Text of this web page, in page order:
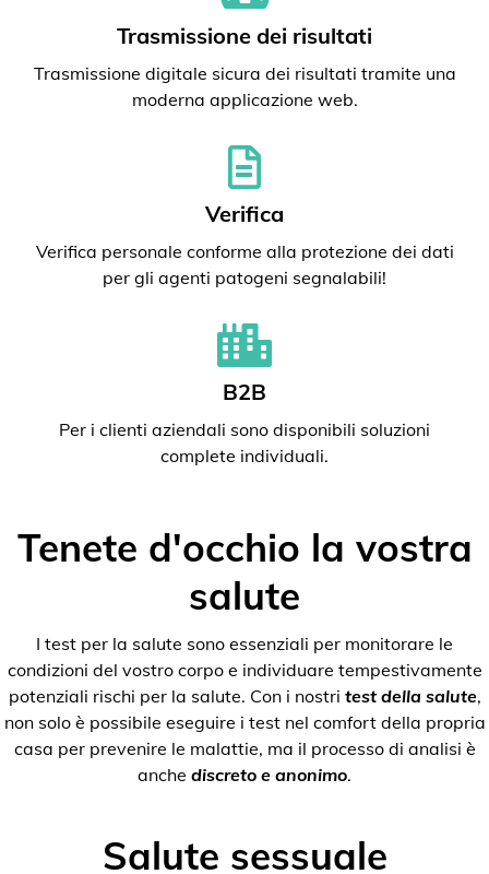
Trasmissione dei risultati
Trasmissione digitale sicura dei risultati tramite una
moderna applicazione web.
Verifica
Verifica personale conforme alla protezione dei dati
per gli agenti patogeni segnalabili!
B2B
Per i clienti aziendali sono disponibili soluzioni
complete individuali.
Tenete d'occhio la vostra
salute
I test per la salute sono essenziali per monitorare le
condizioni del vostro corpo e individuare tempestivamente
potenziali rischi per la salute. Con i nostri test della salute,
non solo è possibile eseguire i test nel comfort della propria
casa per prevenire le malattie, ma il processo di analisi è
anche discreto e anonimo.
Salute sessuale